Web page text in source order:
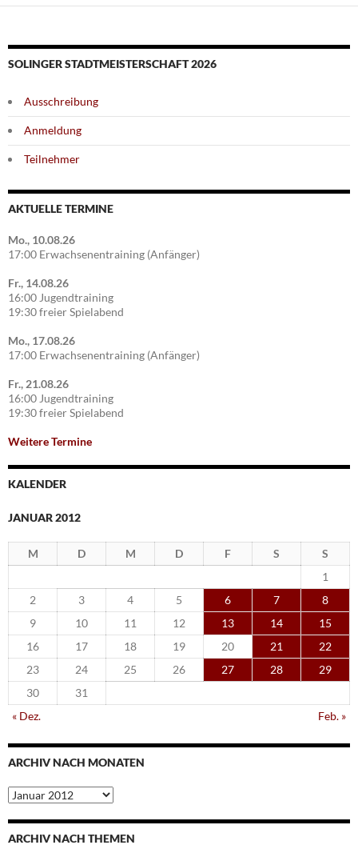
SOLINGER STADTMEISTERSCHAFT 2026
Ausschreibung
Anmeldung
Teilnehmer
AKTUELLE TERMINE
Mo., 10.08.26
17:00 Erwachsenentraining (Anfänger)
Fr., 14.08.26
16:00 Jugendtraining
19:30 freier Spielabend
Mo., 17.08.26
17:00 Erwachsenentraining (Anfänger)
Fr., 21.08.26
16:00 Jugendtraining
19:30 freier Spielabend
Weitere Termine
KALENDER
JANUAR 2012
M D M D F S
S
1
2
3 4 5 6 7
8
9
10 11 12 13 14
15
16
17 18 19 20 21
22
23
24 25 26 27 28
29
30
31
« Dez.
Feb. »
ARCHIV NACH MONATEN
Archiv
nach
Monaten
ARCHIV NACH THEMEN